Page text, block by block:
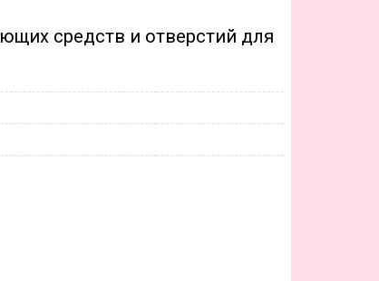
средств и отверстий для